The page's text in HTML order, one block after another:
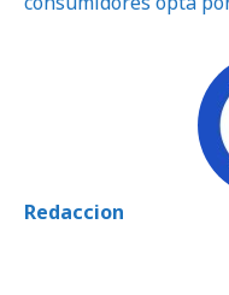
Redaccion